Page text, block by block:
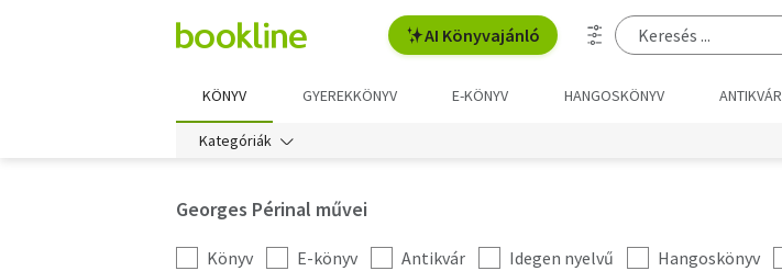
AI Könyvajánló
KÖNYV GYEREKKÖNYV E-KÖNYV HANGOSKÖNYV ANTIKVÁR
Kategóriák
Georges Périnal művei
Kategória
Könyv E-könyv Antikvár Idegen nyelvű Hangoskönyv